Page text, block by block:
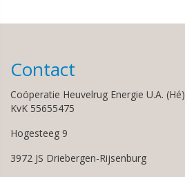
Contact
Coöperatie Heuvelrug Energie U.A. (Hé)
KvK 55655475
Hogesteeg 9
3972 JS Driebergen-Rijsenburg